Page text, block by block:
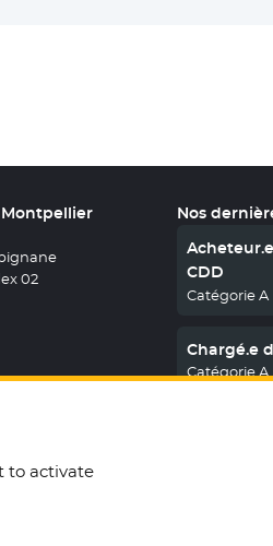
02
Nos
CDD
Catégorie A
Chargé.e
Catégorie A
to activate